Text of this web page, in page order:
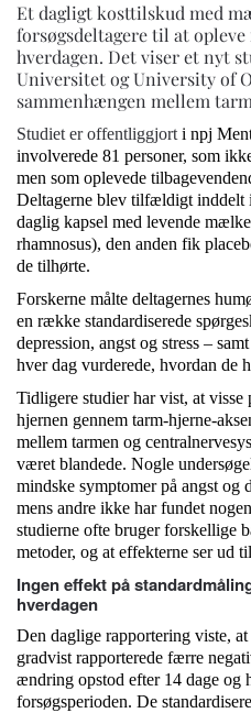
Et dagligt kosttilskud med
forsøgsdeltagere til at
hverdagen. Det viser et nyt
Universitet og University of
sammenhængen mellem
Studiet er offentliggjort i npj
involverede 81 personer, som
men som oplevede
Deltagerne blev tilfældigt inddelt
daglig kapsel med levende
rhamnosus), den anden fik
de tilhørte.
Forskerne målte deltagernes
en række standardiserede
depression, angst og stress –
hver dag vurderede, hvordan de
Tidligere studier har vist, at
hjernen gennem tarm-hjerne-
mellem tarmen og
været blandede. Nogle
mindske symptomer på angst og
mens andre ikke har fundet
studierne ofte bruger forskellige
metoder, og at effekterne ser ud
Ingen effekt på
hverdagen
Den daglige rapportering viste,
gradvist rapporterede færre
ændring opstod efter 14 dage og
forsøgsperioden. De